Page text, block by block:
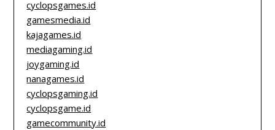
cyclopsgames.id
gamesmedia.id
kajagames.id
mediagaming.id
joygaming.id
nanagames.id
cyclopsgaming.id
cyclopsgame.id
gamecommunity.id